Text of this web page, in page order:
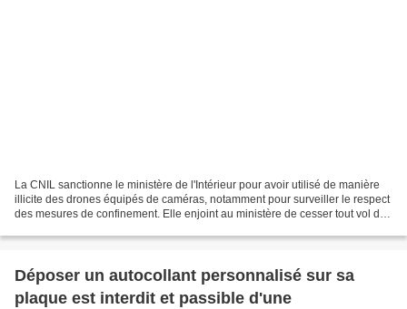
La CNIL sanctionne le ministère de l'Intérieur pour avoir utilisé de manière
illicite des drones équipés de caméras, notamment pour surveiller le respect
des mesures de confinement. Elle enjoint au ministère de cesser tout vol de
Déposer un autocollant personnalisé sur sa
plaque est interdit et passible d'une